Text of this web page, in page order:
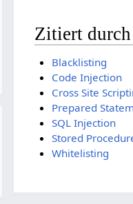
Zitiert durch
Blacklisting
Code Injection
Cross Site
Prepared
SQL Injection
Stored
Whitelisting